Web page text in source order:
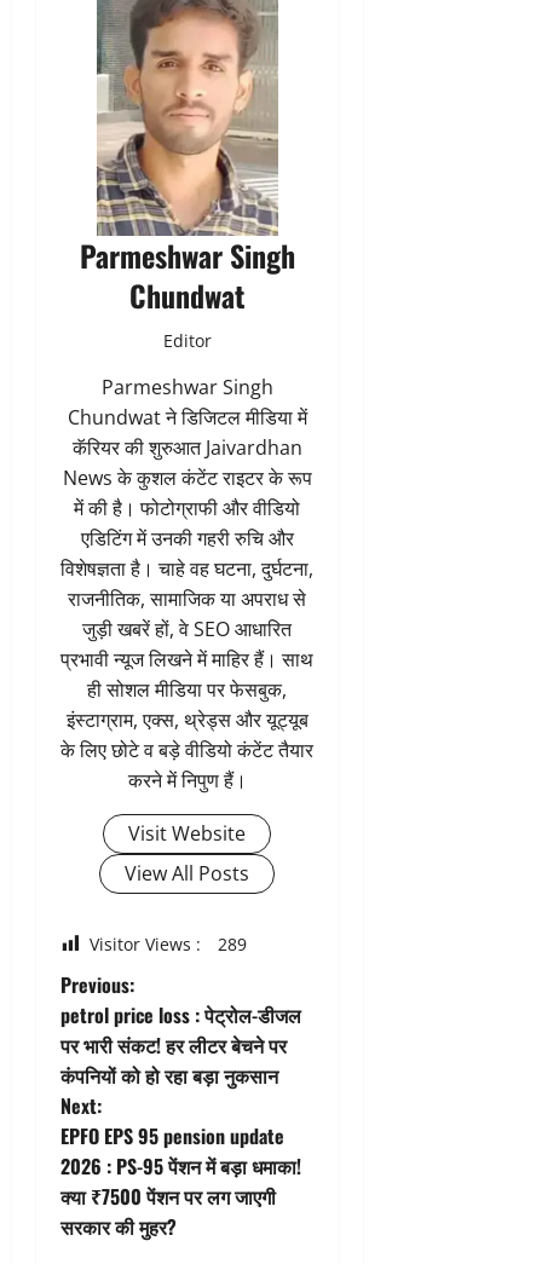
Parmeshwar Singh
Chundwat
Editor
Parmeshwar Singh
Chundwat ने डिजिटल मीडिया में
कॅरियर की शुरुआत Jaivardhan
News के कुशल कंटेंट राइटर के रूप
में की है। फोटोग्राफी और वीडियो
एडिटिंग में उनकी गहरी रुचि और
विशेषज्ञता है। चाहे वह घटना, दुर्घटना,
राजनीतिक, सामाजिक या अपराध से
जुड़ी खबरें हों, वे SEO आधारित
प्रभावी न्यूज लिखने में माहिर हैं। साथ
ही सोशल मीडिया पर फेसबुक,
इंस्टाग्राम, एक्स, थ्रेड्स और यूट्यूब
के लिए छोटे व बड़े वीडियो कंटेंट तैयार
करने में निपुण हैं।
Visit Website
View All Posts
Visitor Views : 289
P
o
s
t
n
a
Previous:
petrol price loss : पेट्रोल-डीजल
पर भारी संकट! हर लीटर बेचने पर
कंपनियों को हो रहा बड़ा नुकसान
Next:
EPFO EPS 95 pension update
2026 : PS-95 पेंशन में बड़ा धमाका!
क्या ₹7500 पेंशन पर लग जाएगी
सरकार की मुहर?